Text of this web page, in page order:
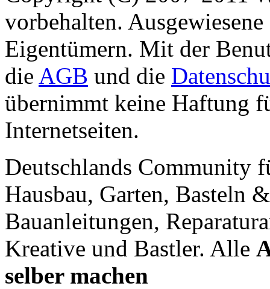
vorbehalten.
Eigentümern. Mit der
die AGB und die
übernimmt keine Haftung
Internetseiten.
Deutschlands Community
Hausbau, Garten, Basteln
Bauanleitungen,
Kreative und Bastler. Alle
selber machen